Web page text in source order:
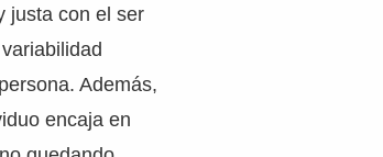
justa con el ser
Además,
encaja en